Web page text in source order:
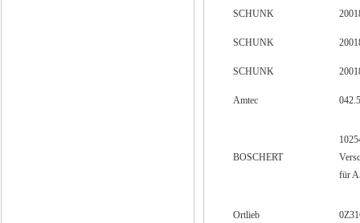
SCHUNK
SCHUNK
SCHUNK
Amtec
BOSCHERT
für
Ortlieb